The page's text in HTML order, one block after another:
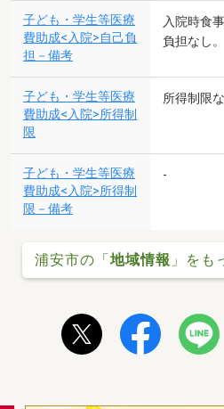
子ども・学生等医療
費助成<入院>自己負
担－備考
入院時食
負担なし。
子ども・学生等医療
費助成<入院>所得制
限
所得制限
子ども・学生等医療
費助成<入院>所得制
限－備考
-
浦安市の「地域情報 」をも